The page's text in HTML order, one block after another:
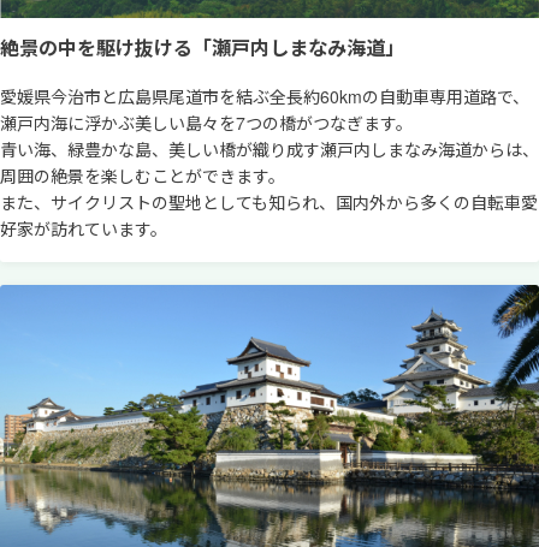
絶景の中を駆け抜ける「瀬戸内しまなみ海道」
愛媛県今治市と広島県尾道市を結ぶ全長約60kmの自動車専用道路で、
瀬戸内海に浮かぶ美しい島々を7つの橋がつなぎます。
青い海、緑豊かな島、美しい橋が織り成す瀬戸内しまなみ海道からは、
周囲の絶景を楽しむことができます。
また、サイクリストの聖地としても知られ、国内外から多くの自転車愛
好家が訪れています。